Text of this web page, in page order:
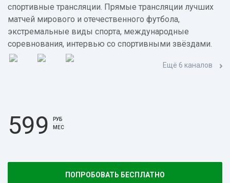
спортивные трансляции. Прямые трансляции лучших
матчей мирового и отечественного футбола,
экстремальные виды спорта, международные
соревнования, интервью со спортивными звёздами.
Ещё 6 каналов
599
РУБ
МЕС
ПОПРОБОВАТЬ БЕСПЛАТНО